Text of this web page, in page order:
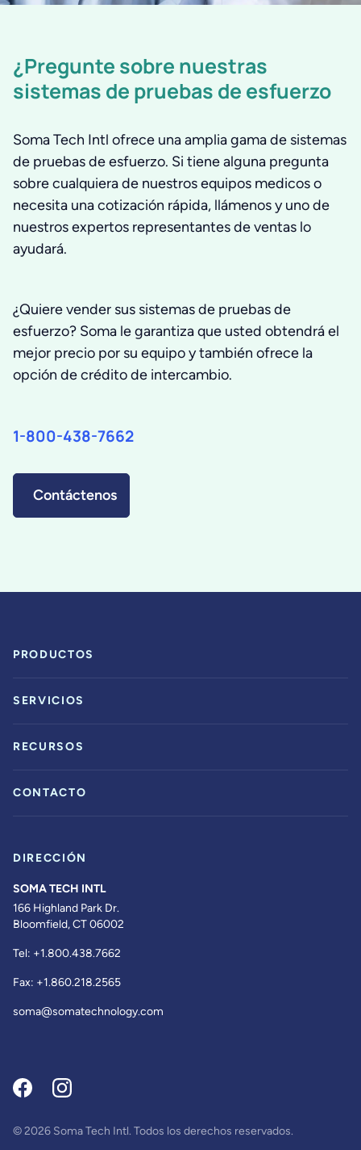
¿Pregunte sobre nuestras
sistemas de pruebas de esfuerzo
Soma Tech Intl ofrece una amplia gama de sistemas
de pruebas de esfuerzo. Si tiene alguna pregunta
sobre cualquiera de nuestros equipos medicos o
necesita una cotización rápida, llámenos y uno de
nuestros expertos representantes de ventas lo
ayudará.
¿Quiere vender sus sistemas de pruebas de
esfuerzo? Soma le garantiza que usted obtendrá el
mejor precio por su equipo y también ofrece la
opción de crédito de intercambio.
1-800-438-7662
Contáctenos
PRODUCTOS
SERVICIOS
RECURSOS
CONTACTO
DIRECCIÓN
SOMA TECH INTL
166 Highland Park Dr.
Bloomfield, CT 06002
Tel: +1.800.438.7662
Fax: +1.860.218.2565
soma@somatechnology.com
© 2026 Soma Tech Intl. Todos los derechos reservados.